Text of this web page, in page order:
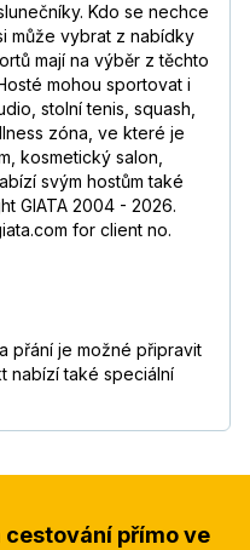
Kdo se nechce
může vybrat z nabídky
mají na výběr z těchto
mohou sportovat i
stolní tenis, squash,
zóna, ve které je
kosmetický salon,
svým hostům také
GIATA 2004 - 2026.
for client no.
přání je možné připravit
nabízí také speciální
cestování přímo ve